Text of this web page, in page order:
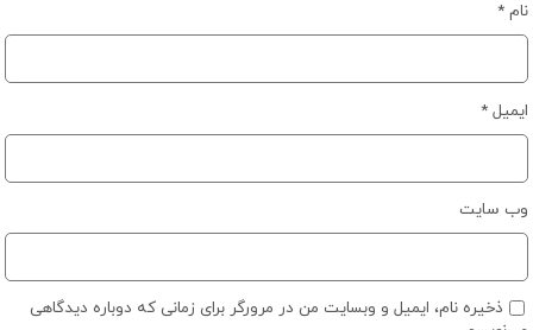
نام*
ایمیل*
وب‌ سایت
ذخیره نام، ایمیل و وبسایت من در مرورگر برای زمانی که دوباره دیدگاهی